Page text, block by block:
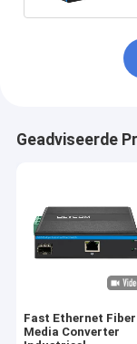
Geadviseerde
Fast Ethernet Fiber
Media Converter